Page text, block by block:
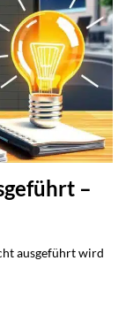
–
ausgeführt wird